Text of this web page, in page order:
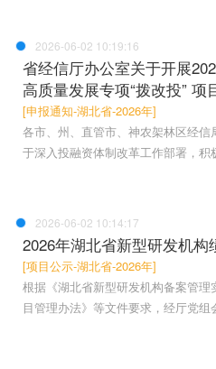
2026-06-02 10:19:16
省经信厅办公室关于开展
高质量发展专项“拨改投” 项
[申报通知-湖北省-2026年]
各市、州、直管市、神农架林区经
于深入投融资体制改革工作部署，
2026-06-02 10:14:17
2026年湖北省新型研发机
[项目公示-湖北省-2026年]
根据《湖北省新型研发机构备案管
目管理办法》等文件要求，经厅党